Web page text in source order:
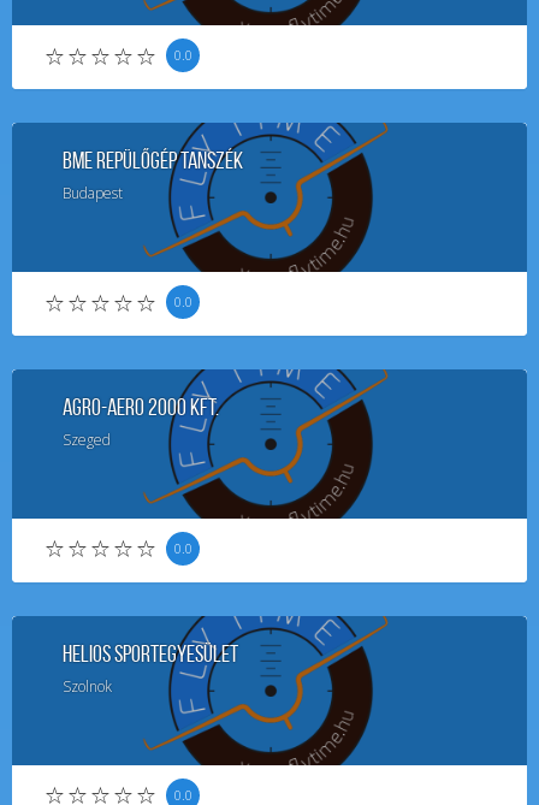
0.0
BME Repülőgép Tanszék
Budapest
0.0
Agro-Aero 2000 Kft.
Szeged
0.0
Helios Sportegyesület
Szolnok
0.0